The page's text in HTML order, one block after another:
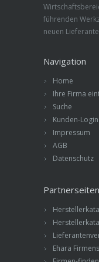
führenden
neuen
Navigation
Home
Ihre Firma
Suche
Kunden-Login
Impressum
AGB
Datenschutz
Partnerseiten
Ehara